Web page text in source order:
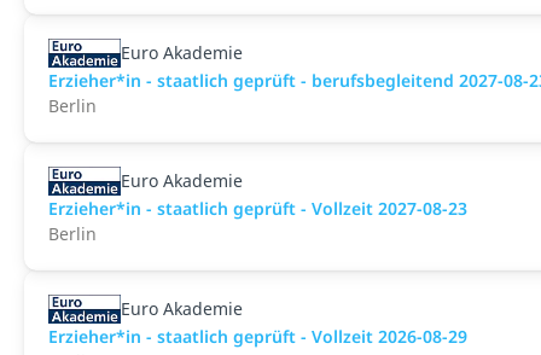
Euro Akademie
Erzieher*in - staatlich geprüft - berufsbegleitend 2027-08-
Berlin
Euro Akademie
Erzieher*in - staatlich geprüft - Vollzeit 2027-08-23
Berlin
Euro Akademie
Erzieher*in - staatlich geprüft - Vollzeit 2026-08-29